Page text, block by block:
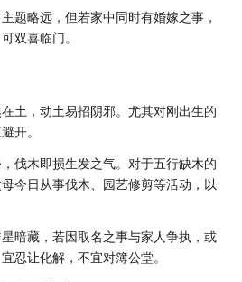
主题略远，但若家中同时有婚嫁之事，
双喜临门。
在土，动土易招阴邪。尤其对刚出生的
开。
，伐木即损生发之气。对于五行缺木的
今日从事伐木、园艺修剪等活动，以
星暗藏，若因取名之事与家人争执，或
忍让化解，不宜对簿公堂。